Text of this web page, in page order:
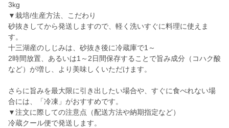
3kg
▼栽培/生産方法、こだわり
砂抜きしてから発送しますので、軽く洗いすぐに料理に使えま
す。
十三湖産のしじみは、砂抜き後に冷蔵庫で1～
2時間放置、あるいは1～2日間保存することで旨み成分（コハク酸
など）が増し、より美味しくいただけます。
さらに旨みを最大限に引き出したい場合や、すぐに食べれない場
合には、「冷凍」がおすすめです。
▼注文に際しての注意点（配送方法や納期指定など）
冷蔵クール便で発送します。